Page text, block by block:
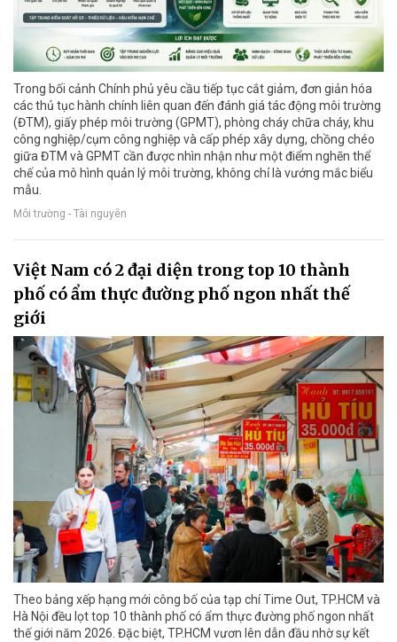
Trong bối cảnh Chính phủ yêu cầu tiếp tục cắt giảm, đơn giản hóa
các thủ tục hành chính liên quan đến đánh giá tác động môi trường
(ĐTM), giấy phép môi trường (GPMT), phòng cháy chữa cháy, khu
công nghiệp/cụm công nghiệp và cấp phép xây dựng, chồng chéo
giữa ĐTM và GPMT cần được nhìn nhận như một điểm nghẽn thể
chế của mô hình quản lý môi trường, không chỉ là vướng mắc biểu
mẫu.
Môi trường - Tài nguyên
Việt Nam có 2 đại diện trong top 10 thành
phố có ẩm thực đường phố ngon nhất thế
giới
Theo bảng xếp hạng mới công bố của tạp chí Time Out, TP.HCM và
Hà Nội đều lọt top 10 thành phố có ẩm thực đường phố ngon nhất
thế giới năm 2026. Đặc biệt, TP.HCM vươn lên dẫn đầu nhờ sự kết